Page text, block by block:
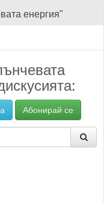
енергия"
Абонирай се